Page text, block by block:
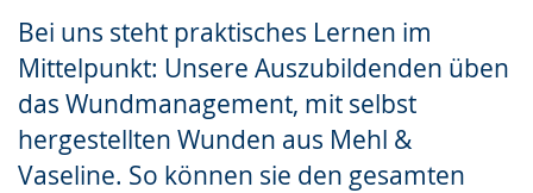
Bei uns steht praktisches Lernen im
Mittelpunkt: Unsere Auszubildenden üben
das Wundmanagement, mit selbst
hergestellten Wunden aus Mehl &
Vaseline. So können sie den gesamten
Gebärdensprache
wird
angezeigt.